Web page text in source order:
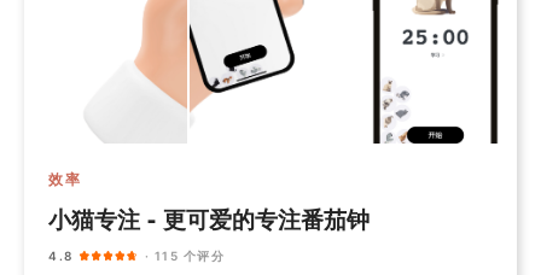
效率
小猫专注 - 更可爱的专注番茄钟
4.8 · 115 个评分